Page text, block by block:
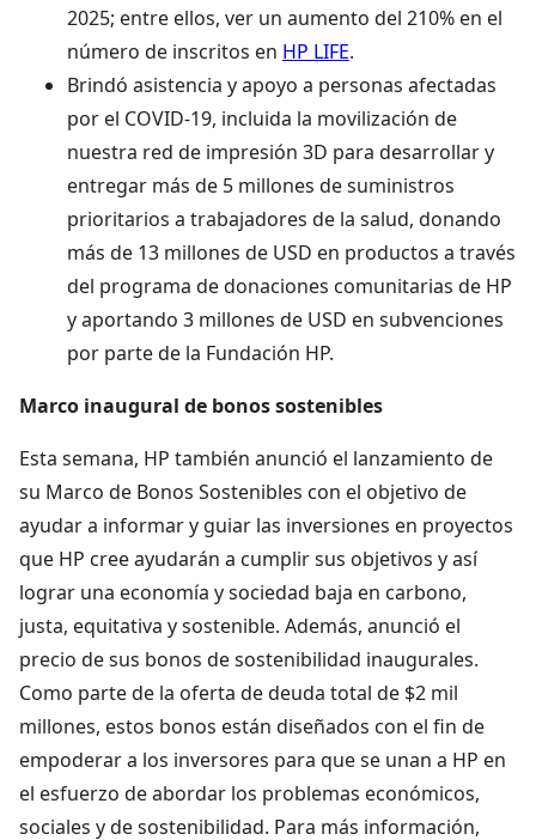
2025; entre ellos, ver un aumento del 210% en el
número de inscritos en HP LIFE.
Brindó asistencia y apoyo a personas afectadas
por el COVID-19, incluida la movilización de
nuestra red de impresión 3D para desarrollar y
entregar más de 5 millones de suministros
prioritarios a trabajadores de la salud, donando
más de 13 millones de USD en productos a través
del programa de donaciones comunitarias de HP
y aportando 3 millones de USD en subvenciones
por parte de la Fundación HP.
Marco inaugural de bonos sostenibles
Esta semana, HP también anunció el lanzamiento de
su Marco de Bonos Sostenibles con el objetivo de
ayudar a informar y guiar las inversiones en proyectos
que HP cree ayudarán a cumplir sus objetivos y así
lograr una economía y sociedad baja en carbono,
justa, equitativa y sostenible. Además, anunció el
precio de sus bonos de sostenibilidad inaugurales.
Como parte de la oferta de deuda total de $2 mil
millones, estos bonos están diseñados con el fin de
empoderar a los inversores para que se unan a HP en
el esfuerzo de abordar los problemas económicos,
sociales y de sostenibilidad. Para más información,